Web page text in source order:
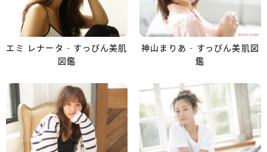
エミ レナータ - すっぴん美肌
図鑑
神山まりあ - すっぴん美肌図
鑑